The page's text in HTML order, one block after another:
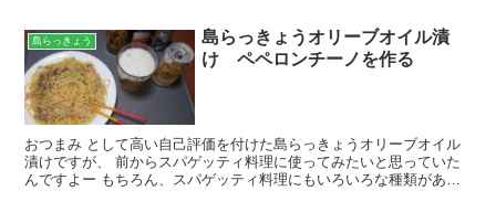
島らっきょう
島らっきょうオリーブオイル漬
け ペペロンチーノを作る
おつまみ として高い自己評価を付けた島らっきょうオリーブオイル
漬けですが、 前からスパゲッティ料理に使ってみたいと思っていた
んですよー もちろん、スパゲッティ料理にもいろいろな種類があり